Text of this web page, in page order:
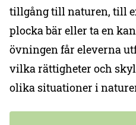
tillgång till naturen, till
plocka bär eller ta en
övningen får eleverna
vilka rättigheter och
olika situationer i